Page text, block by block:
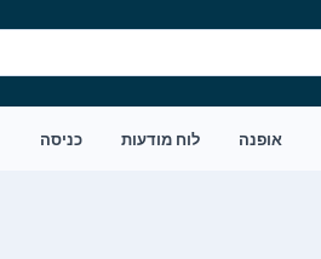
אופנה לוח מודעות כניסה